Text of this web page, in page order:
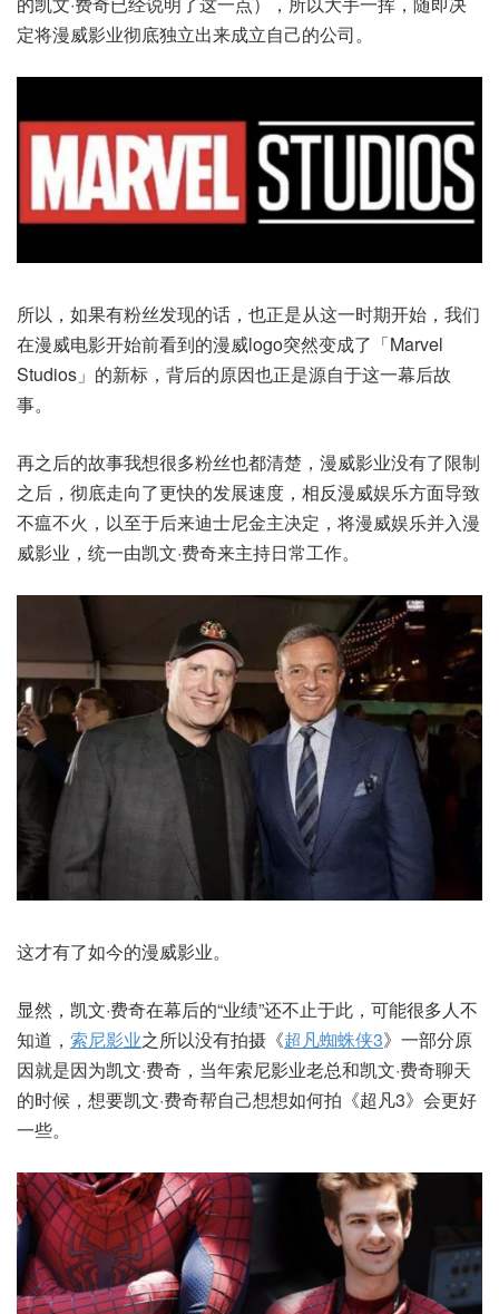
定将漫威影业彻底独立出来成立自己的公司。
所以，如果有粉丝发现的话，也正是从这一时期开始，我们
在漫威电影开始前看到的漫威logo突然变成了「Marvel
Studios」的新标，背后的原因也正是源自于这一幕后故
事。
再之后的故事我想很多粉丝也都清楚，漫威影业没有了限制
之后，彻底走向了更快的发展速度，相反漫威娱乐方面导致
不瘟不火，以至于后来迪士尼金主决定，将漫威娱乐并入漫
威影业，统一由凯文·费奇来主持日常工作。
这才有了如今的漫威影业。
显然，凯文·费奇在幕后的“业绩”还不止于此，可能很多人不
知道， 索尼影业之所以没有拍摄《超凡蜘蛛侠3》一部分原
因就是因为凯文·费奇，当年索尼影业老总和凯文·费奇聊天
的时候，想要凯文·费奇帮自己想想如何拍《超凡3》会更好
一些。